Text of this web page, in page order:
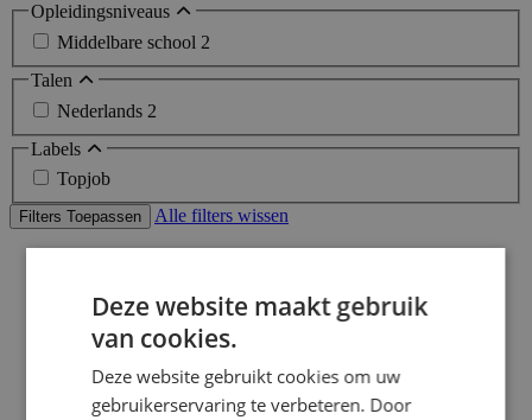
Opleidingsniveaus
Middelbare school 2
Talen
Nederlands 2
Labels
Topjob
Filters Toepassen Alle filters wissen
Bijbaan
Enschede
Klusser vacatures
Deze website maakt gebruik
van cookies.
Deze website gebruikt cookies om uw
gebruikerservaring te verbeteren. Door